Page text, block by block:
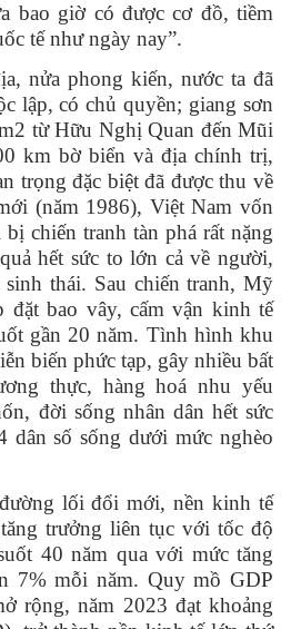
bao giờ có được cơ đồ, tiềm
tế như ngày nay”.
nửa phong kiến, nước ta đã
lập, có chủ quyền; giang sơn
từ Hữu Nghị Quan đến Mũi
km bờ biển và địa chính trị,
trọng đặc biệt đã được thu về
(năm 1986), Việt Nam vốn
chiến tranh tàn phá rất nặng
hết sức to lớn cả về người,
thái. Sau chiến tranh, Mỹ
đặt bao vây, cấm vận kinh tế
gần 20 năm. Tình hình khu
biến phức tạp, gây nhiều bất
thực, hàng hoá nhu yếu
đời sống nhân dân hết sức
dân số sống dưới mức nghèo
lối đổi mới, nền kinh tế
trưởng liên tục với tốc độ
40 năm qua với mức tăng
7% mỗi năm. Quy mồ GDP
rộng, năm 2023 đạt khoảng